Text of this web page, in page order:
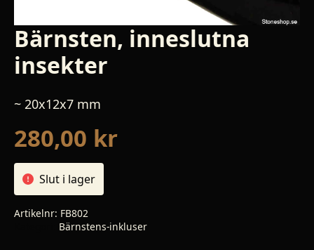
Bärnsten, inneslutna
insekter
~ 20x12x7 mm
280,00 kr
Slut i lager
Artikelnr: FB802
Bärnstens-inkluser